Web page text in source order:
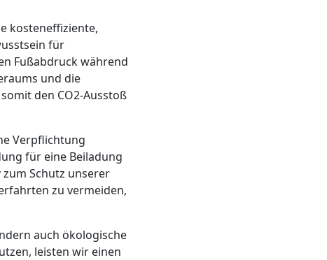
kosteneffiziente,
für
Fußabdruck während
und die
den CO2-Ausstoß
Verpflichtung
für eine Beiladung
Schutz unserer
zu vermeiden,
auch ökologische
leisten wir einen